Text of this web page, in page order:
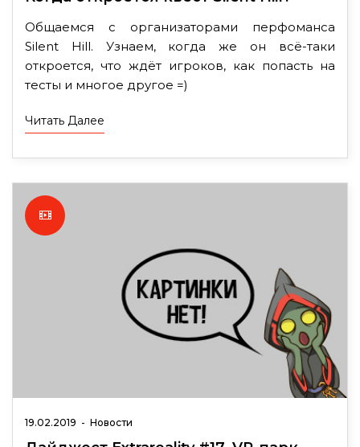
Общаемся с организаторами перфоманса
Silent Hill. Узнаем, когда же он всё-таки
откроется, что ждёт игроков, как попасть на
тесты и многое другое =)
Читать Далее
19.02.2019 - Новости